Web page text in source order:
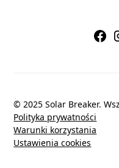
© 2025 Solar Breaker.
Polityka prywatności
Warunki korzystania
Ustawienia cookies